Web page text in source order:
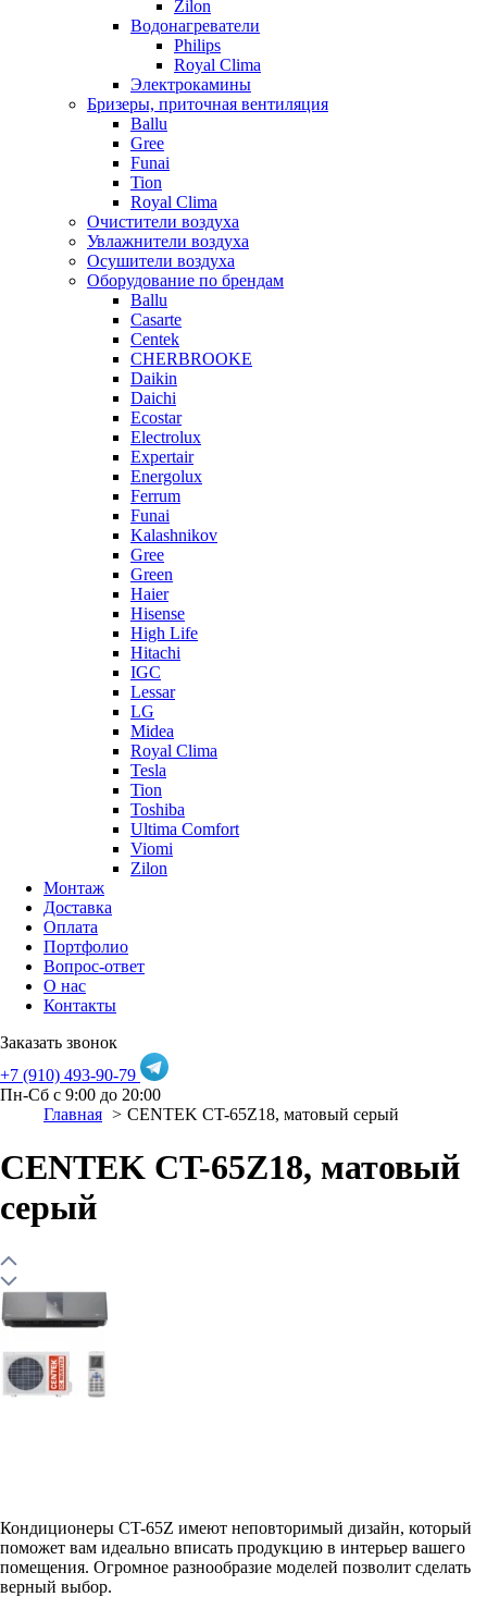
Zilon
Водонагреватели
Philips
Royal Clima
Электрокамины
Бризеры, приточная вентиляция
Ballu
Gree
Funai
Tion
Royal Clima
Очистители воздуха
Увлажнители воздуха
Осушители воздуха
Оборудование по брендам
Ballu
Casarte
Centek
CHERBROOKE
Daikin
Daichi
Ecostar
Electrolux
Expertair
Energolux
Ferrum
Funai
Kalashnikov
Gree
Grеen
Haier
Hisense
High Life
Hitachi
IGC
Lessar
LG
Midea
Royal Clima
Tesla
Tion
Toshiba
Ultima Comfort
Viomi
Zilon
Монтаж
Доставка
Оплата
Портфолио
Вопрос-ответ
О нас
Контакты
Заказать звонок
+7 (910) 493-90-79
Пн-Сб с 9:00 до 20:00
Главная
CENTEK CT-65Z18, матовый серый
CENTEK CT-65Z18, матовый
серый
Кондиционеры CT-65Z имеют неповторимый дизайн, который
поможет вам идеально вписать продукцию в интерьер вашего
помещения. Огромное разнообразие моделей позволит сделать
верный выбор.